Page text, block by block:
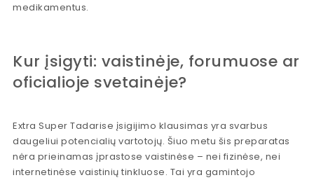
medikamentus.
Kur įsigyti: vaistinėje, forumuose ar
oficialioje svetainėje?
Extra Super Tadarise įsigijimo klausimas yra svarbus
daugeliui potencialių vartotojų. Šiuo metu šis preparatas
nėra prieinamas įprastose vaistinėse – nei fizinėse, nei
internetinėse vaistinių tinkluose. Tai yra gamintojo